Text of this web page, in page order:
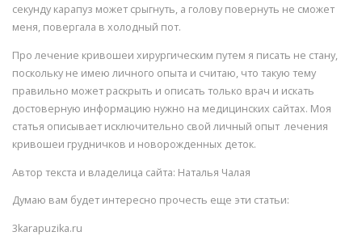
секунду карапуз может срыгнуть, а голову повернуть не сможет
меня, повергала в холодный пот.
Про лечение кривошеи хирургическим путем я писать не стану,
поскольку не имею личного опыта и считаю, что такую тему
правильно может раскрыть и описать только врач и искать
достоверную информацию нужно на медицинских сайтах. Моя
статья описывает исключительно свой личный опыт лечения
кривошеи грудничков и новорожденных деток.
Автор текста и владелица сайта: Наталья Чалая
Думаю вам будет интересно прочесть еще эти статьи:
3karapuzika.ru